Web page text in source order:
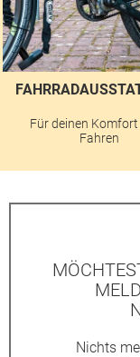
Für deinen
Fahren
Nichts